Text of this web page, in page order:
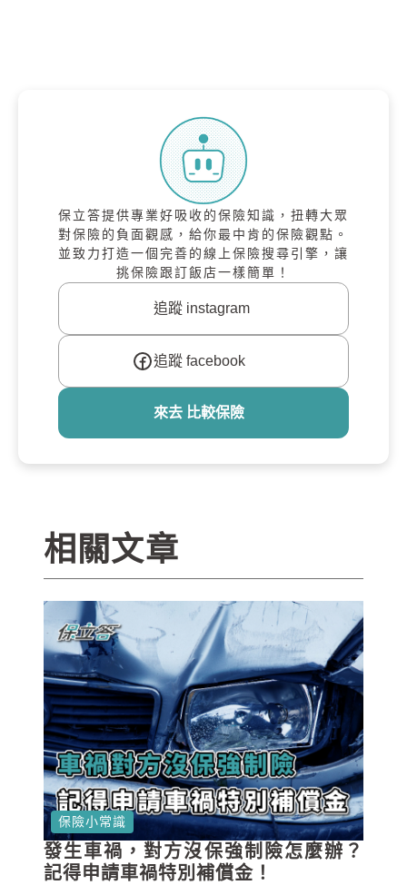
保立答提供專業好吸收的保險知識，扭轉大眾
對保險的負面觀感，給你最中肯的保險觀點。
並致力打造一個完善的線上保險搜尋引擎，讓
挑保險跟訂飯店一樣簡單！
追蹤 instagram
追蹤 facebook
來去 比較保險
相關文章
保險小常識
發生車禍，對方沒保強制險怎麼辦？
記得申請車禍特別補償金！